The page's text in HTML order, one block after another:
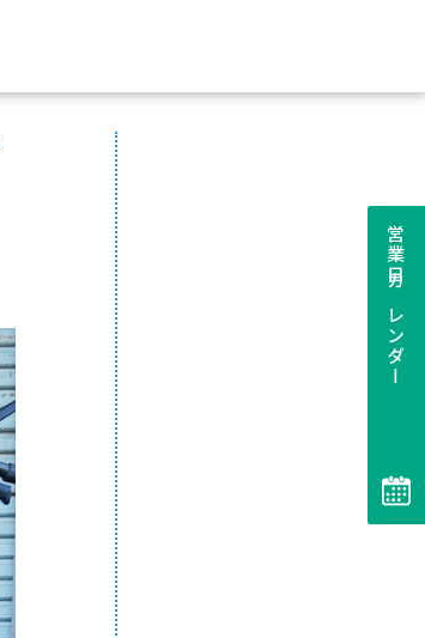
営業日カレンダー